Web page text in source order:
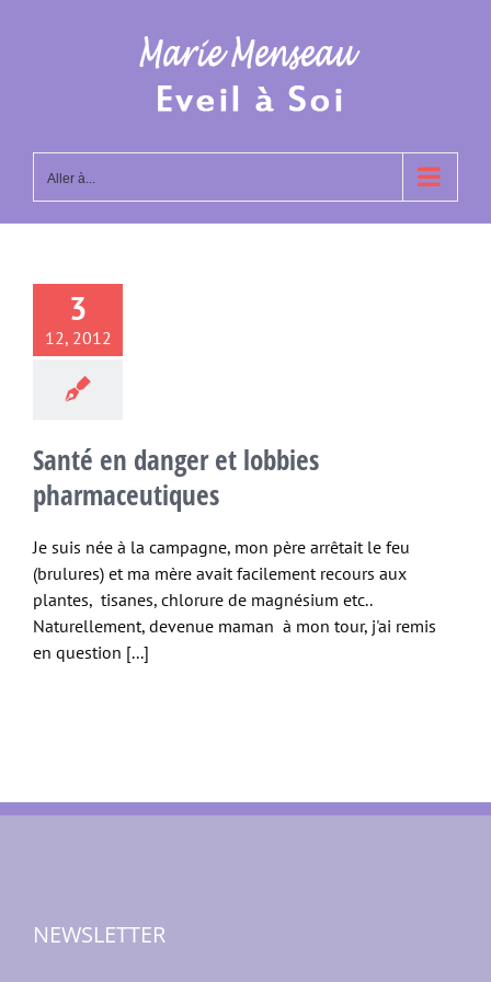
Aller à...
3
12, 2012
Santé en danger et lobbies
pharmaceutiques
Je suis née à la campagne, mon père arrêtait le feu
(brulures) et ma mère avait facilement recours aux
plantes, tisanes, chlorure de magnésium etc..
Naturellement, devenue maman à mon tour, j'ai remis
en question [...]
NEWSLETTER